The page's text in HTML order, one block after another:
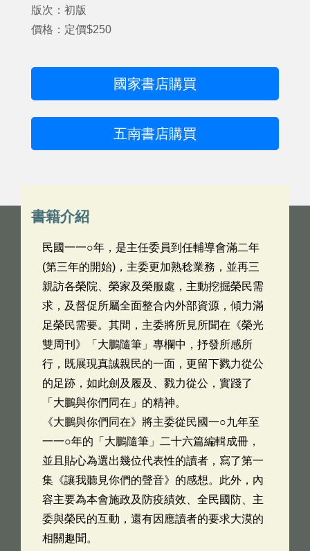
版次：初版
價格：定價$250
國家書店購買
五南書店購買
書籍介紹
民國一一○年，是主任委員到任輔導會滿二年
(第三年的開始)，主委更加熟稔業務，並再三
親訪各榮院、榮家及榮服處，主動挖掘榮民需
求，及督促所屬全面整合內外部資源，傾力滿
足榮民需要。其間，主委將所見所聞在《榮光
雙周刊》「大鵬隨筆」專欄中，抒發所感所
行，既展現真誠親民的一面，更留下戮力從公
的足跡，如此劍及履及、戮力從公，實踐了
「大鵬與你們同在」的精神。
《大鵬與你們同在》將主委從民國一○九年至
一一○年的「大鵬隨筆」二十六篇編輯成冊，
並且貼心為選出幾位代表性的讀者，寫了第一
集《讓我聽見你們的聲音》的感想。此外，內
容主要為本會施政及防疫績效、全民國防、主
委與榮民的互動，還有因應讀者的要求大漠的
相關趣聞。